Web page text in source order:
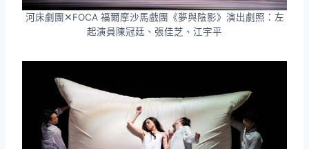
河床劇團✕FOCA 福爾摩沙馬戲團《夢與陰影》演出劇照：左
起演員陳冠廷、張佳芝、江宇平